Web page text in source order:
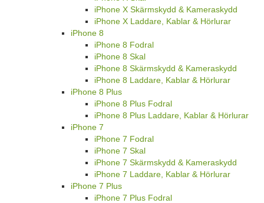
iPhone X Skärmskydd & Kameraskydd
iPhone X Laddare, Kablar & Hörlurar
iPhone 8
iPhone 8 Fodral
iPhone 8 Skal
iPhone 8 Skärmskydd & Kameraskydd
iPhone 8 Laddare, Kablar & Hörlurar
iPhone 8 Plus
iPhone 8 Plus Fodral
iPhone 8 Plus Laddare, Kablar & Hörlurar
iPhone 7
iPhone 7 Fodral
iPhone 7 Skal
iPhone 7 Skärmskydd & Kameraskydd
iPhone 7 Laddare, Kablar & Hörlurar
iPhone 7 Plus
iPhone 7 Plus Fodral